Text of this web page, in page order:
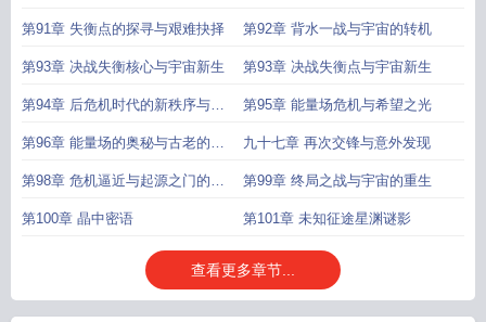
织
第91章 失衡点的探寻与艰难抉择 第92章 背水一战与宇宙的转机
第93章 决战失衡核心与宇宙新生 第93章 决战失衡点与宇宙新生
第94章 后危机时代的新秩序与新
征程
第95章 能量场危机与希望之光
第96章 能量场的奥秘与古老的警
示
九十七章 再次交锋与意外发现
第98章 危机逼近与起源之门的抉
择
第99章 终局之战与宇宙的重生
第100章 晶中密语 第101章 未知征途星渊谜影
查看更多章节...